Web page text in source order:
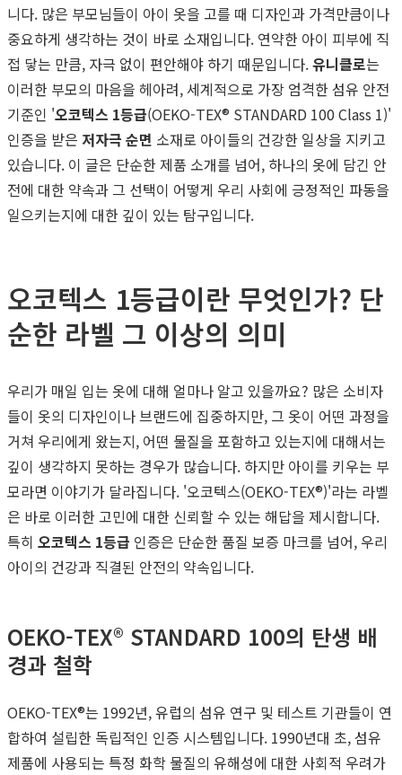
니다. 많은 부모님들이 아이 옷을 고를 때 디자인과 가격만큼이나
중요하게 생각하는 것이 바로 소재입니다. 연약한 아이 피부에 직
접 닿는 만큼, 자극 없이 편안해야 하기 때문입니다.유니클로는
이러한 부모의 마음을 헤아려, 세계적으로 가장 엄격한 섬유 안전
기준인 '오코텍스 1등급(OEKO-TEX® STANDARD 100 Class 1)'
인증을 받은 저자극 순면 소재로 아이들의 건강한 일상을 지키고
있습니다. 이 글은 단순한 제품 소개를 넘어, 하나의 옷에 담긴 안
전에 대한 약속과 그 선택이 어떻게 우리 사회에 긍정적인 파동을
일으키는지에 대한 깊이 있는 탐구입니다.
오코텍스 1등급이란 무엇인가? 단
순한 라벨 그 이상의 의미
우리가 매일 입는 옷에 대해 얼마나 알고 있을까요? 많은 소비자
들이 옷의 디자인이나 브랜드에 집중하지만, 그 옷이 어떤 과정을
거쳐 우리에게 왔는지, 어떤 물질을 포함하고 있는지에 대해서는
깊이 생각하지 못하는 경우가 많습니다. 하지만 아이를 키우는 부
모라면 이야기가 달라집니다. '오코텍스(OEKO-TEX®)'라는 라벨
은 바로 이러한 고민에 대한 신뢰할 수 있는 해답을 제시합니다.
특히 오코텍스 1등급 인증은 단순한 품질 보증 마크를 넘어, 우리
아이의 건강과 직결된 안전의 약속입니다.
OEKO-TEX® STANDARD 100의 탄생 배
경과 철학
OEKO-TEX®는 1992년, 유럽의 섬유 연구 및 테스트 기관들이 연
합하여 설립한 독립적인 인증 시스템입니다. 1990년대 초, 섬유
제품에 사용되는 특정 화학 물질의 유해성에 대한 사회적 우려가